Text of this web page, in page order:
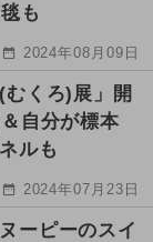
も
2024年08月09日
むくろ)展」開
自分が標本
ルも
2024年07月23日
ーピーのスイ